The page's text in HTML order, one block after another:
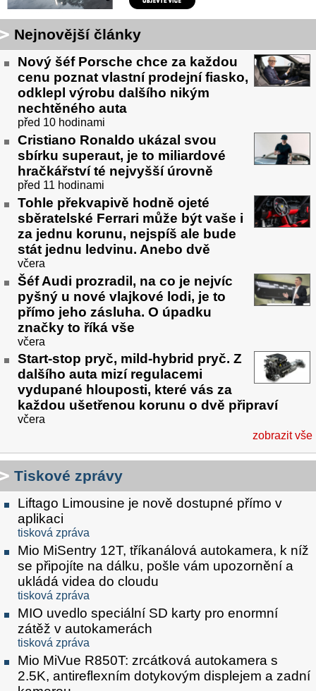
Nejnovější články
Nový šéf Porsche chce za každou
cenu poznat vlastní prodejní fiasko,
odklepl výrobu dalšího nikým
nechtěného auta
před 10 hodinami
Cristiano Ronaldo ukázal svou
sbírku superaut, je to miliardové
hračkářství té nejvyšší úrovně
před 11 hodinami
Tohle překvapivě hodně ojeté
sběratelské Ferrari může být vaše i
za jednu korunu, nejspíš ale bude
stát jednu ledvinu. Anebo dvě
včera
Šéf Audi prozradil, na co je nejvíc
pyšný u nové vlajkové lodi, je to
přímo jeho zásluha. O úpadku
značky to říká vše
včera
Start-stop pryč, mild-hybrid pryč. Z
dalšího auta mizí regulacemi
vydupané hlouposti, které vás za
každou ušetřenou korunu o dvě připraví
včera
zobrazit vše
Tiskové zprávy
Liftago Limousine je nově dostupné přímo v
aplikaci
tisková zpráva
Mio MiSentry 12T, tříkanálová autokamera, k níž
se připojíte na dálku, pošle vám upozornění a
ukládá videa do cloudu
tisková zpráva
MIO uvedlo speciální SD karty pro enormní
zátěž v autokamerách
tisková zpráva
Mio MiVue R850T: zrcátková autokamera s
2.5K, antireflexním dotykovým displejem a zadní